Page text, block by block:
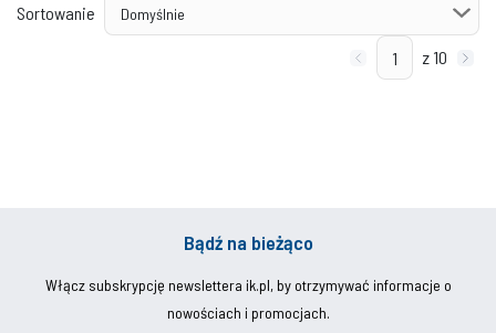
Sortowanie
z 10
Bądź na bieżąco
Włącz subskrypcję newslettera ik.pl, by otrzymywać informacje o
nowościach i promocjach.